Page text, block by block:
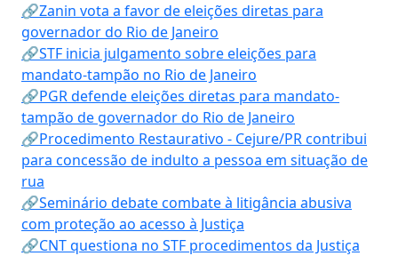
🔗Zanin vota a favor de eleições diretas para
governador do Rio de Janeiro
🔗STF inicia julgamento sobre eleições para
mandato-tampão no Rio de Janeiro
🔗PGR defende eleições diretas para mandato-
tampão de governador do Rio de Janeiro
🔗Procedimento Restaurativo - Cejure/PR contribui
para concessão de indulto a pessoa em situação de
rua
🔗Seminário debate combate à litigância abusiva
com proteção ao acesso à Justiça
🔗CNT questiona no STF procedimentos da Justiça